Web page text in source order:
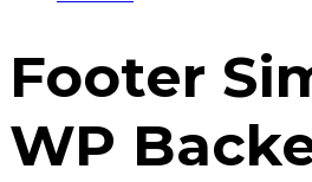
Footer
WP